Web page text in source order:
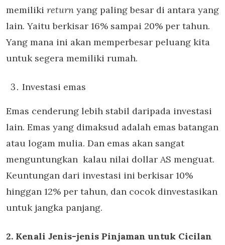
memiliki return yang paling besar di antara yang
lain. Yaitu berkisar 16% sampai 20% per tahun.
Yang mana ini akan memperbesar peluang kita
untuk segera memiliki rumah.
Investasi emas
Emas cenderung lebih stabil daripada investasi
lain. Emas yang dimaksud adalah emas batangan
atau logam mulia. Dan emas akan sangat
menguntungkan kalau nilai dollar AS menguat.
Keuntungan dari investasi ini berkisar 10%
hinggan 12% per tahun, dan cocok dinvestasikan
untuk jangka panjang.
2. Kenali Jenis-jenis Pinjaman untuk Cicilan